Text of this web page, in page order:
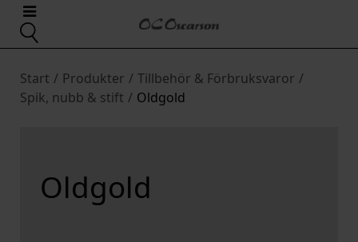
Start / Produkter / Tillbehör & Förbruksvaror /
Spik, nubb & stift / Oldgold
Oldgold